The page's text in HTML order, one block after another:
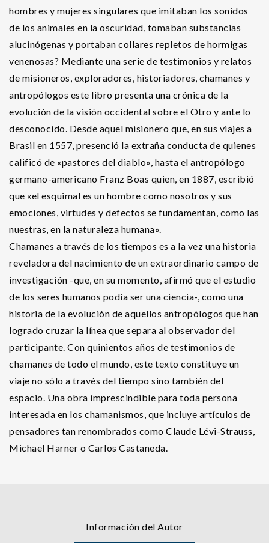
hombres y mujeres singulares que imitaban los sonidos
de los animales en la oscuridad, tomaban substancias
alucinógenas y portaban collares repletos de hormigas
venenosas? Mediante una serie de testimonios y relatos
de misioneros, exploradores, historiadores, chamanes y
antropólogos este libro presenta una crónica de la
evolución de la visión occidental sobre el Otro y ante lo
desconocido. Desde aquel misionero que, en sus viajes a
Brasil en 1557, presenció la extraña conducta de quienes
calificó de «pastores del diablo», hasta el antropólogo
germano-americano Franz Boas quien, en 1887, escribió
que «el esquimal es un hombre como nosotros y sus
emociones, virtudes y defectos se fundamentan, como las
nuestras, en la naturaleza humana».
Chamanes a través de los tiempos es a la vez una historia
reveladora del nacimiento de un extraordinario campo de
investigación -que, en su momento, afirmó que el estudio
de los seres humanos podía ser una ciencia-, como una
historia de la evolución de aquellos antropólogos que han
logrado cruzar la línea que separa al observador del
participante. Con quinientos años de testimonios de
chamanes de todo el mundo, este texto constituye un
viaje no sólo a través del tiempo sino también del
espacio. Una obra imprescindible para toda persona
interesada en los chamanismos, que incluye artículos de
pensadores tan renombrados como Claude Lévi-Strauss,
Michael Harner o Carlos Castaneda.
Información del Autor